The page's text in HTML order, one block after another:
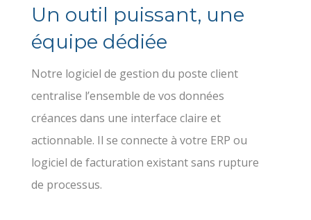
Un outil puissant, une
équipe dédiée
Notre logiciel de gestion du poste client
centralise l’ensemble de vos données
créances dans une interface claire et
actionnable. Il se connecte à votre ERP ou
logiciel de facturation existant sans rupture
de processus.